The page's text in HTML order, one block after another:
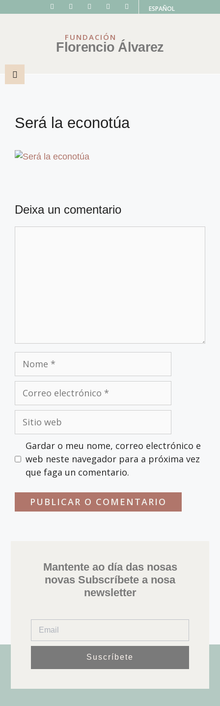
ESPAÑOL
FUNDACIÓN
Florencio Álvarez
Será la econotúa
Deixa un comentario
Gardar o meu nome, correo electrónico e
web neste navegador para a próxima vez
que faga un comentario.
Mantente ao día das nosas
novas Subscríbete a nosa
newsletter
Suscríbete